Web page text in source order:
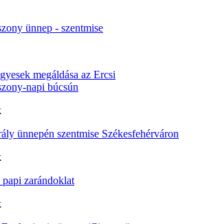
ünnep - szentmise
megáldása az Ercsi
napi búcsún
ünnepén szentmise Székesfehérváron
zarándoklat